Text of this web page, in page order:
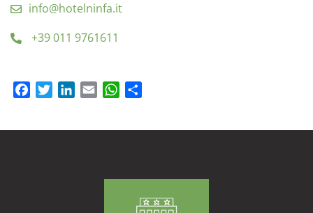
info@hotelninfa.it
+39 011 9761611
FacebookTwitterLinkedIn
Email WhatsApp